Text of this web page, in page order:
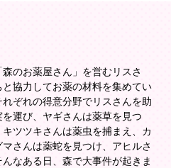
のお薬屋さん」を営むリスさ
協力してお薬の材料を集めてい
ぞれの得意分野でリスさんを助
運び、ヤギさんは薬草を見つ
ツツキさんは薬虫を捕まえ、カ
さんは薬蛇を見つけ、アヒルさ
なある日、森で大事件が起きま